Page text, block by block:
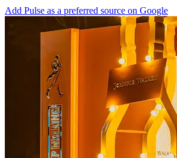
Add Pulse as a preferred source on Google